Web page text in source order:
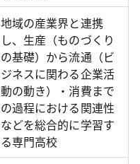
地域の産業界と連携
し、生産（ものづくり
の基礎）から流通（ビ
ジネスに関わる企業活
動の動き）・消費まで
の過程における関連性
などを総合的に学習す
る専門高校